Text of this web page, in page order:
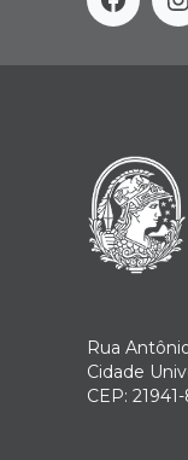
Rua
Cidade
CEP: